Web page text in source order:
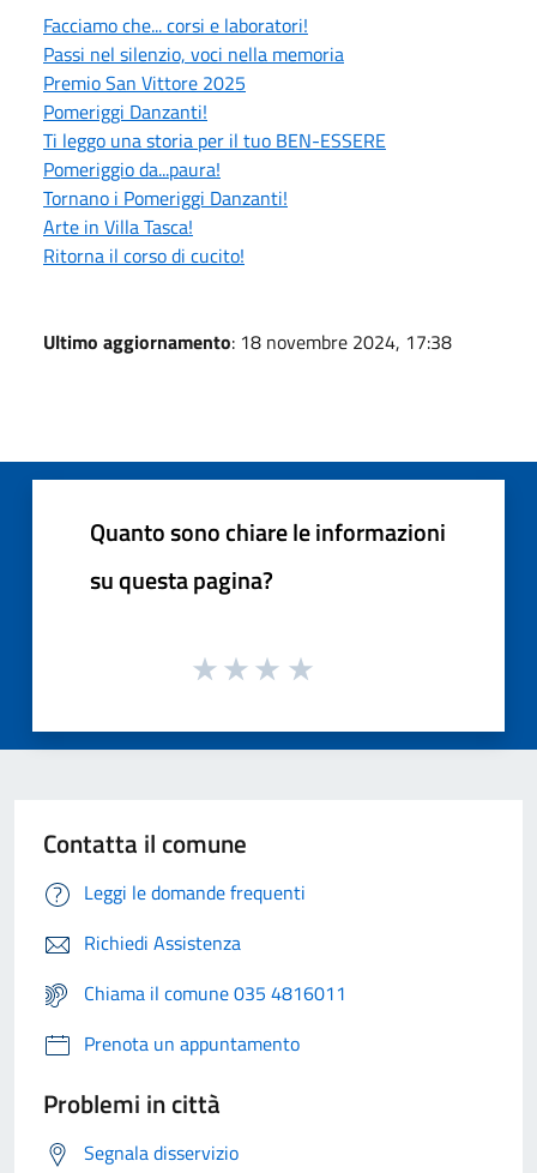
Facciamo che... corsi e laboratori!
Passi nel silenzio, voci nella memoria
Premio San Vittore 2025
Pomeriggi Danzanti!
Ti leggo una storia per il tuo BEN-ESSERE
Pomeriggio da...paura!
Tornano i Pomeriggi Danzanti!
Arte in Villa Tasca!
Ritorna il corso di cucito!
Ultimo aggiornamento: 18 novembre 2024, 17:38
Quanto sono chiare le informazioni
su questa pagina?
Contatta il comune
Leggi le domande frequenti
Richiedi Assistenza
Chiama il comune 035 4816011
Prenota un appuntamento
Problemi in città
Segnala disservizio